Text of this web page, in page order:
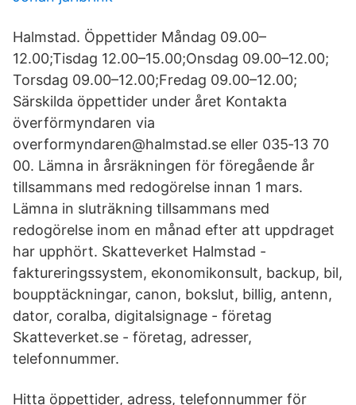
Halmstad. Öppettider Måndag 09.00–
12.00;Tisdag 12.00–15.00;Onsdag 09.00–12.00;
Torsdag 09.00–12.00;Fredag 09.00–12.00;
Särskilda öppettider under året Kontakta
överförmyndaren via
overformyndaren@halmstad.se eller 035‑13 70
00. Lämna in årsräkningen för föregående år
tillsammans med redogörelse innan 1 mars.
Lämna in sluträkning tillsammans med
redogörelse inom en månad efter att uppdraget
har upphört. Skatteverket Halmstad -
faktureringssystem, ekonomikonsult, backup, bil,
boupptäckningar, canon, bokslut, billig, antenn,
dator, coralba, digitalsignage - företag
Skatteverket.se - företag, adresser,
telefonnummer.
Hitta öppettider, adress, telefonnummer för